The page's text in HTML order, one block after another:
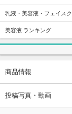
乳液・美容液・フェイス
美容液 ランキング
商品情報
投稿写真・動画